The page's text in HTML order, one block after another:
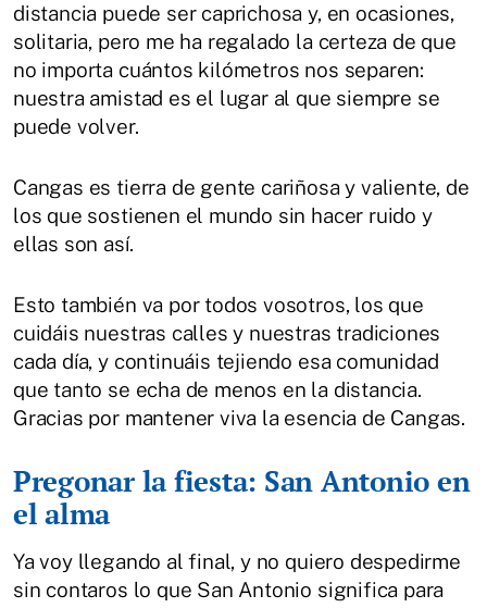
distancia puede ser caprichosa y, en ocasiones,
solitaria, pero me ha regalado la certeza de que
no importa cuántos kilómetros nos separen:
nuestra amistad es el lugar al que siempre se
puede volver.
Cangas es tierra de gente cariñosa y valiente, de
los que sostienen el mundo sin hacer ruido y
ellas son así.
Esto también va por todos vosotros, los que
cuidáis nuestras calles y nuestras tradiciones
cada día, y continuáis tejiendo esa comunidad
que tanto se echa de menos en la distancia.
Gracias por mantener viva la esencia de Cangas.
Pregonar la fiesta: San Antonio en
el alma
Ya voy llegando al final, y no quiero despedirme
sin contaros lo que San Antonio significa para